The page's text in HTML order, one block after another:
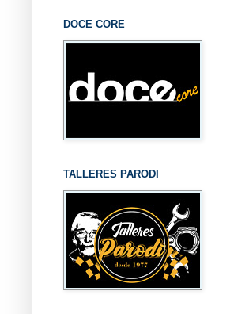
DOCE CORE
TALLERES PARODI